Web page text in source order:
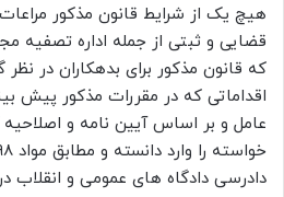
هیچ یک از شرایط قانون مذکور
قضایی و ثبتی از جمله اداره تصفیه
که قانون مذکور برای بدهکاران در نظر
اقداماتی که در مقررات مذکور پیش
عامل و بر اساس آیین نامه و
دادرسی دادگاه های عمومی و انقلاب